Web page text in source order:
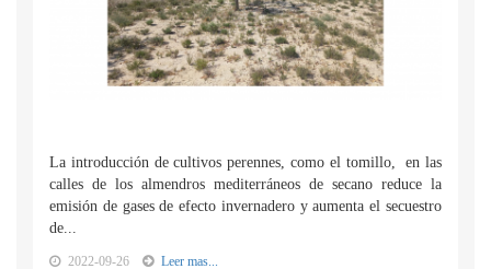
La introducción de cultivos perennes, como el tomillo, en las
calles de los almendros mediterráneos de secano reduce la
emisión de gases de efecto invernadero y aumenta el secuestro
de...
2022-09-26 Leer mas...